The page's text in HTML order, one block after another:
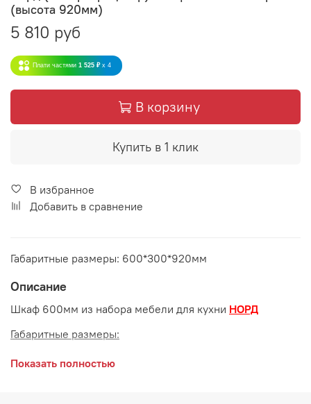
(высота 920мм)
5 810 руб
Плати частями 1 525 ₽ x 4
В корзину
Купить в 1 клик
В избранное
Добавить в сравнение
Габаритные размеры: 600*300*920мм
Описание
Шкаф 600мм из набора мебели для кухни НОРД
Габаритные размеры:
длина 600 мм
Показать полностью